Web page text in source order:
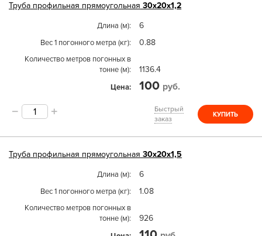
Труба профильная прямоугольная 30х20х1,2
Длина (м) 6
Вес 1 погонного метра (кг) 0.88
Количество метров погонных в
тонне (м)
1136.4
Цена 100 руб.
Быстрый
заказ
КУПИТЬ
Труба профильная прямоугольная 30х20х1,5
Длина (м) 6
Вес 1 погонного метра (кг) 1.08
Количество метров погонных в
тонне (м)
926